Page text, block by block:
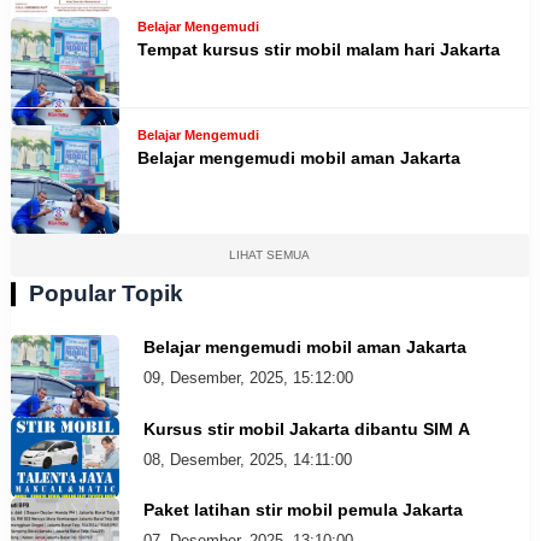
Belajar Mengemudi
Tempat kursus stir mobil malam hari Jakarta
Belajar Mengemudi
Belajar mengemudi mobil aman Jakarta
LIHAT SEMUA
Popular Topik
Belajar mengemudi mobil aman Jakarta
09, Desember, 2025, 15:12:00
Kursus stir mobil Jakarta dibantu SIM A
08, Desember, 2025, 14:11:00
Paket latihan stir mobil pemula Jakarta